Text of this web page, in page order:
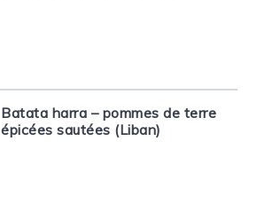
Batata harra – pommes de terre
épicées sautées (Liban)